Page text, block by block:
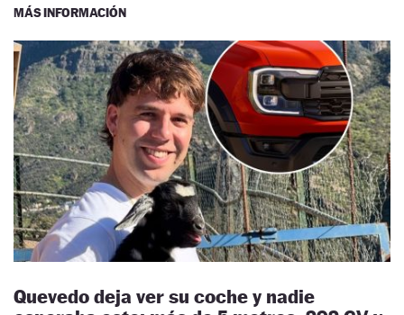
MÁS INFORMACIÓN
Quevedo deja ver su coche y nadie